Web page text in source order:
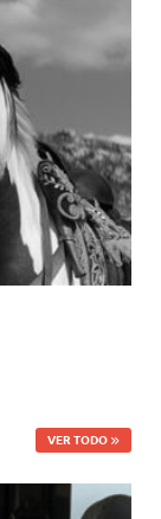
VER TODO